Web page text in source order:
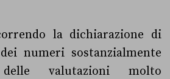
la dichiarazione di
numeri sostanzialmente
valutazioni molto